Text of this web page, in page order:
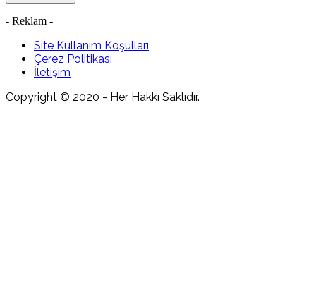
- Reklam -
Site Kullanım Koşulları
Çerez Politikası
İletişim
Copyright © 2020 - Her Hakkı Saklıdır.